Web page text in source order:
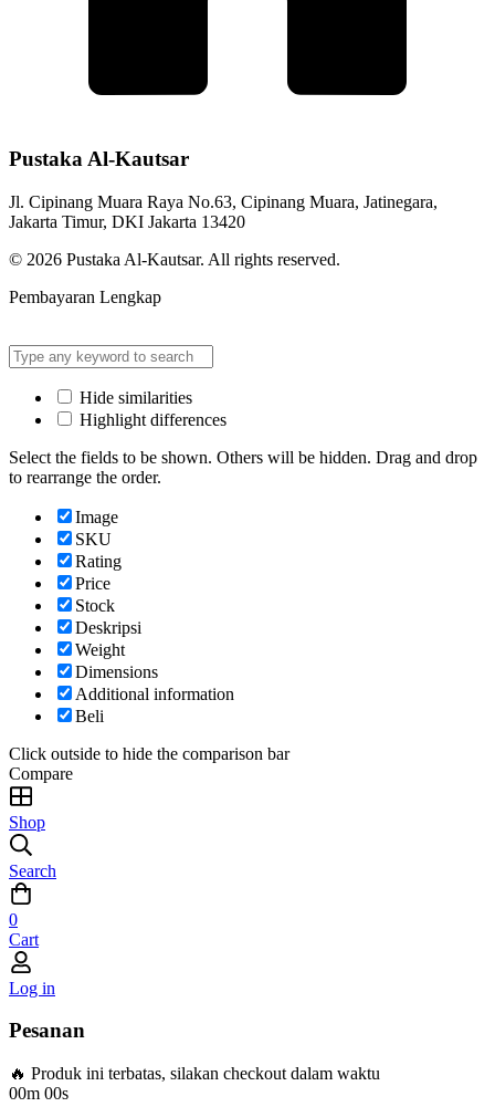
Pustaka Al-Kautsar
Jl. Cipinang Muara Raya No.63, Cipinang Muara, Jatinegara,
Jakarta Timur, DKI Jakarta 13420
© 2026 Pustaka Al-Kautsar. All rights reserved.
Pembayaran Lengkap
Hide similarities
Highlight differences
Select the fields to be shown. Others will be hidden. Drag and drop
to rearrange the order.
Image
SKU
Rating
Price
Stock
Deskripsi
Weight
Dimensions
Additional information
Beli
Click outside to hide the comparison bar
Compare
Shop
Search
0
Cart
Log in
Pesanan
🔥 Produk ini terbatas, silakan checkout dalam waktu
00m 00s